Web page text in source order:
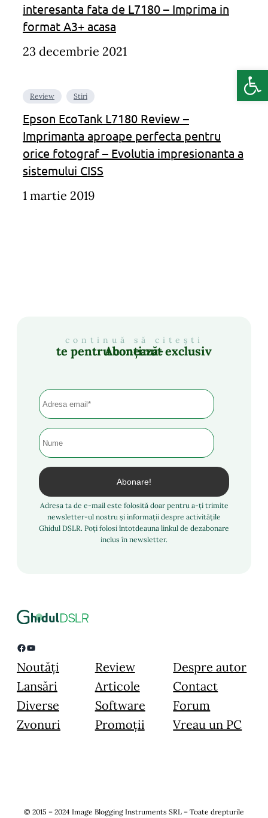
interesanta fata de L7180 – Imprima in
format A3+ acasa
23 decembrie 2021
Review Stiri
Epson EcoTank L7180 Review –
Imprimanta aproape perfecta pentru
orice fotograf – Evolutia impresionanta a
sistemului CISS
1 martie 2019
continuă să citești
Abonează-te pentru conținut exclusiv
Adresa ta de e-mail este folosită doar pentru a-ți trimite
newsletter-ul nostru și informații despre activitățile
Ghidul DSLR. Poți folosi întotdeauna linkul de dezabonare
inclus în newsletter.
Facebook YouTube
Noutăți
Lansări
Diverse
Zvonuri
Review
Articole
Software
Promoții
Despre autor
Contact
Forum
Vreau un PC
© 2015 – 2024 Image Blogging Instruments SRL – Toate drepturile